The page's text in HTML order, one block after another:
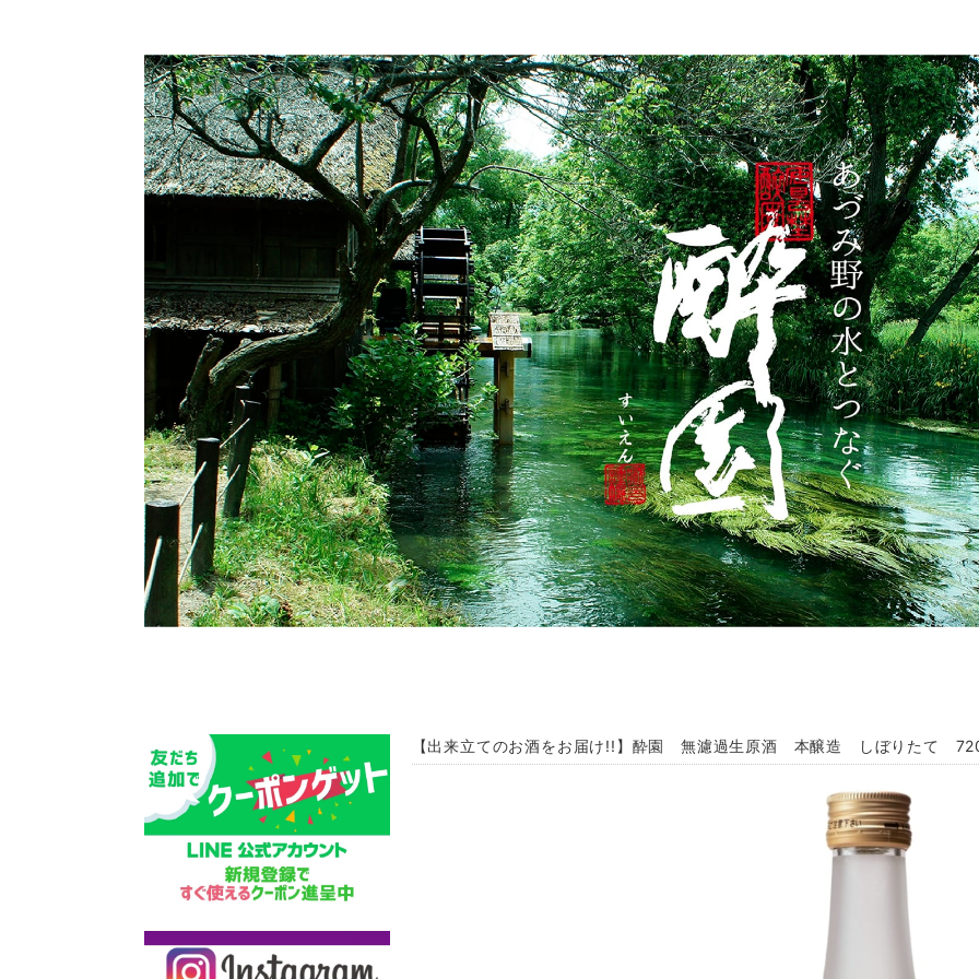
【出来立てのお酒をお届け!!】酔園 無濾過生原酒 本醸造 しぼりたて